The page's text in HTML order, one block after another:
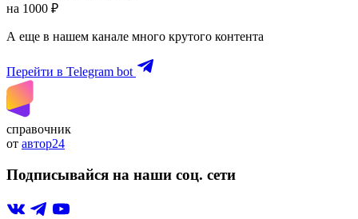
на 1000 ₽
А еще в нашем канале много крутого контента
Перейти в Telegram bot
справочник
от автор24
Подписывайся на наши соц. сети